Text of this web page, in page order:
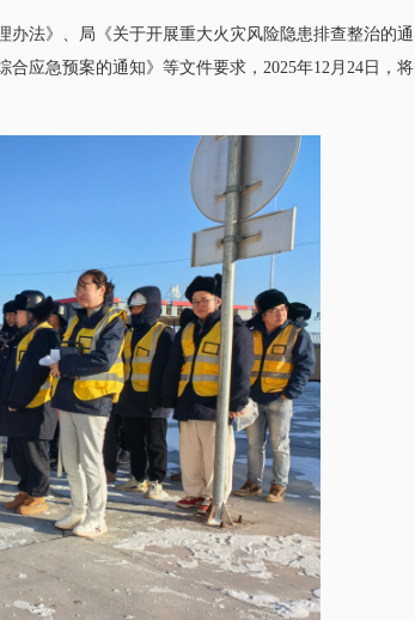
法》、局《关于开展重大火灾风险隐患排查整治的通
应急预案的通知》等文件要求，2025年12月24日，将